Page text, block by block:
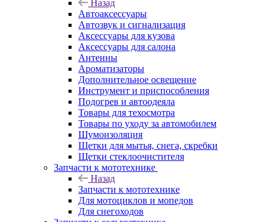
Назад
Автоаксессуары
Автозвук и сигнализация
Аксессуары для кузова
Аксессуары для салона
Антенны
Ароматизаторы
Дополнительное освещение
Инструмент и приспособления
Подогрев и автоодеяла
Товары для техосмотра
Товары по уходу за автомобилем
Шумоизоляция
Щетки для мытья, снега, скребки
Щетки стеклоочистителя
Запчасти к мототехнике
Назад
Запчасти к мототехнике
Для мотоциклов и мопедов
Для снегоходов